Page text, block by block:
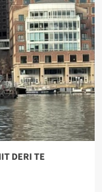
DERI TE